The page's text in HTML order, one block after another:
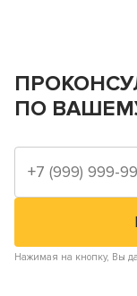
ПО
Нажимая на кнопку, Вы